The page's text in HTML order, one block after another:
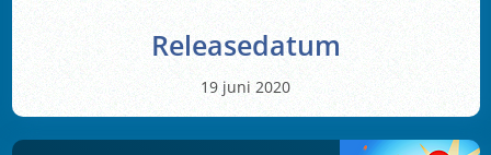
Releasedatum
19 juni 2020